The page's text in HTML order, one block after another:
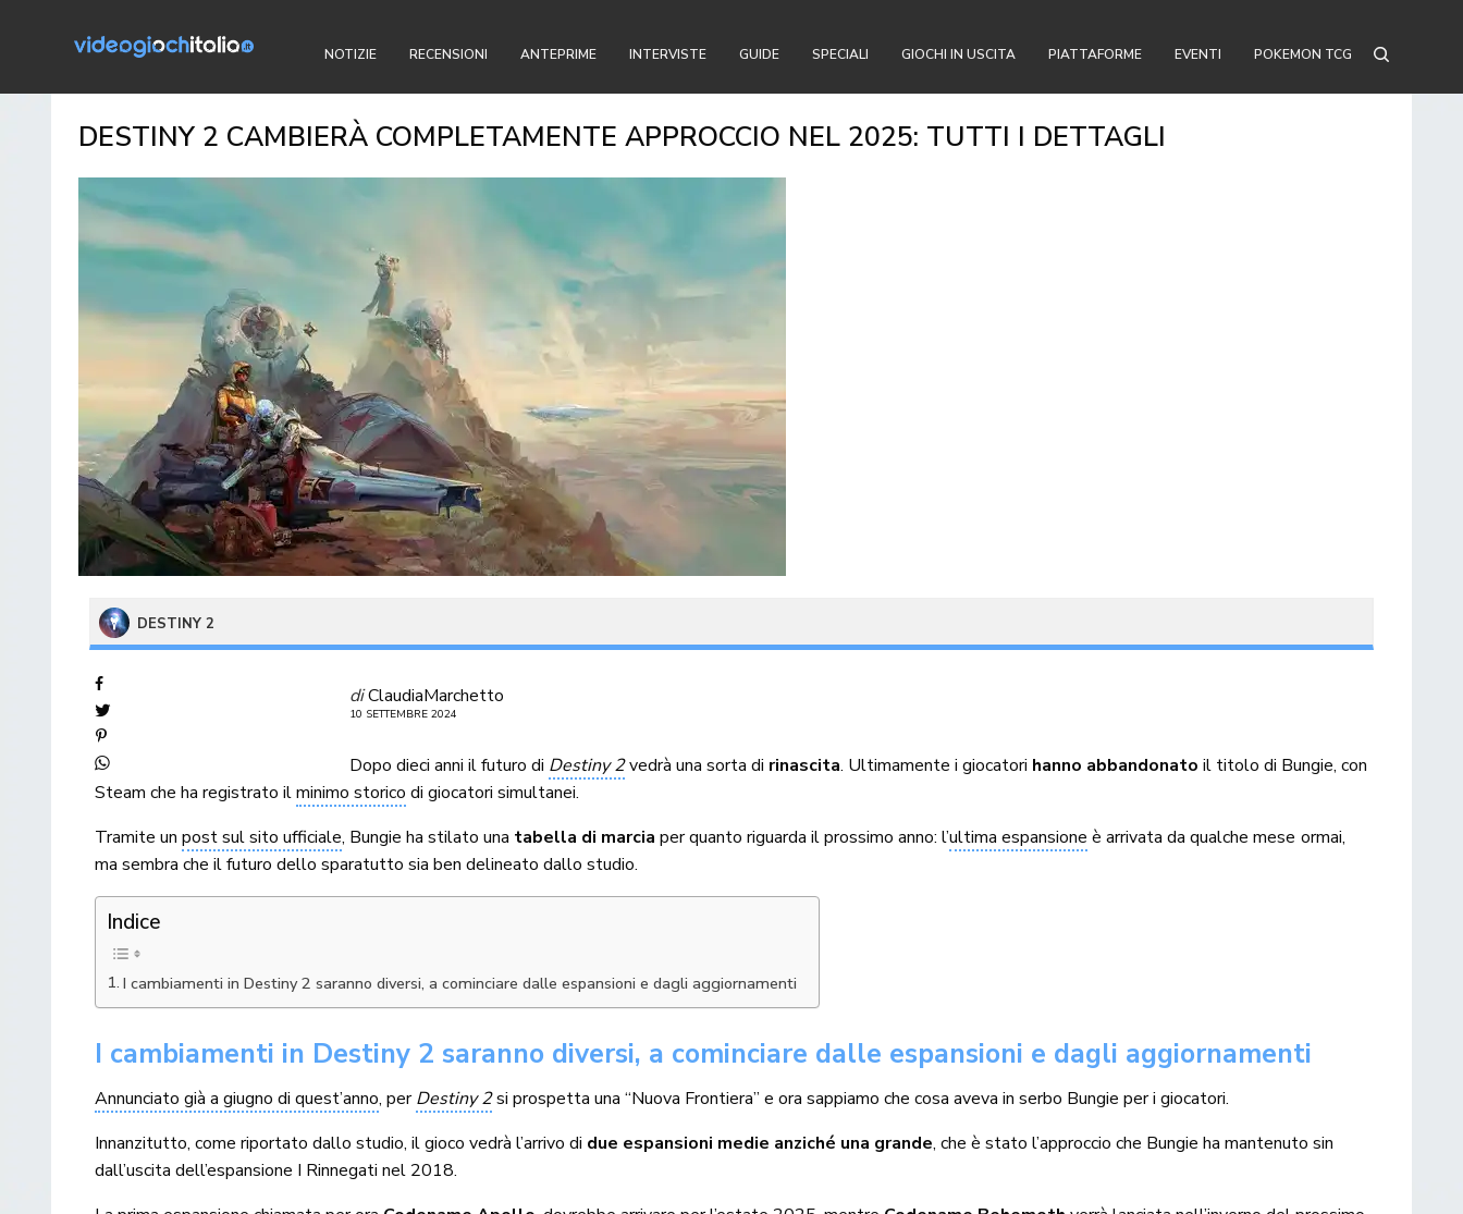
NOTIZIE RECENSIONI ANTEPRIME INTERVISTE GUIDE SPECIALI GIOCHI IN USCITA PIATTAFORME EVENTI POKEMON TCG
DESTINY 2 CAMBIERÀ COMPLETAMENTE APPROCCIO NEL 2025: TUTTI I DETTAGLI
DESTINY 2
diClaudiaMarchetto
10 SETTEMBRE 2024
Dopo dieci anni il futuro di Destiny 2vedrà una sorta di rinascita. Ultimamente i giocatori hanno abbandonato il titolo di Bungie, con
Steam che ha registrato ilminimo storico di giocatori simultanei.
Tramite unpost sul sito ufficiale, Bungie ha stilato una tabella di marcia per quanto riguarda il prossimo anno: l’ultima espansione è arrivata da qualche mese ormai,
ma sembra che il futuro dello sparatutto sia ben delineato dallo studio.
Indice
I cambiamenti in Destiny 2 saranno diversi, a cominciare dalle espansioni e dagli aggiornamenti
I cambiamenti in Destiny 2 saranno diversi, a cominciare dalle espansioni e dagli aggiornamenti
Annunciato già a giugno di quest’anno, perDestiny 2si prospetta una “Nuova Frontiera” e ora sappiamo che cosa aveva in serbo Bungie per i giocatori.
Innanzitutto, come riportato dallo studio, il gioco vedrà l’arrivo di due espansioni medie anziché una grande, che è stato l’approccio che Bungie ha mantenuto sin
dall’uscita dell’espansione I Rinnegati nel 2018.